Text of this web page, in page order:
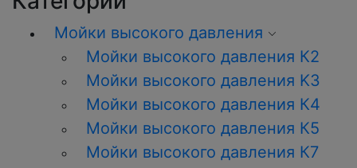
Мойки высокого давления
Мойки высокого давления К2
Мойки высокого давления K3
Мойки высокого давления К4
Мойки высокого давления К5
Мойки высокого давления К7